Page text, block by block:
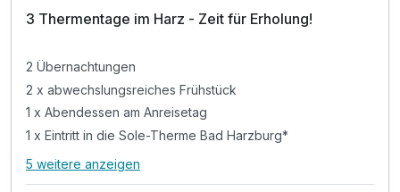
3 Thermentage im Harz - Zeit für Erholung!
2 Übernachtungen
2 x abwechslungsreiches Frühstück
1 x Abendessen am Anreisetag
1 x Eintritt in die Sole-Therme Bad Harzburg*
Alle Inklusivleistungen
5 weitere anzeigen